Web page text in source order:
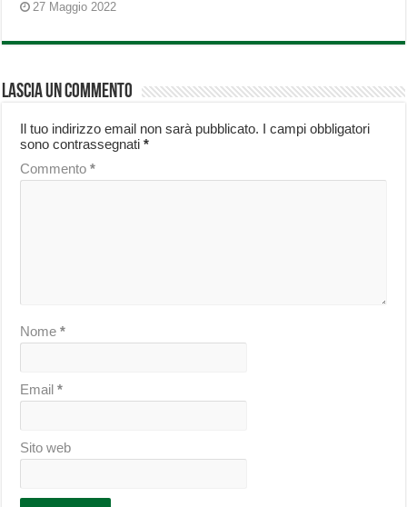
27 Maggio 2022
Lascia un commento
Il tuo indirizzo email non sarà pubblicato. I campi obbligatori
sono contrassegnati*
Commento*
Nome*
Email*
Sito web